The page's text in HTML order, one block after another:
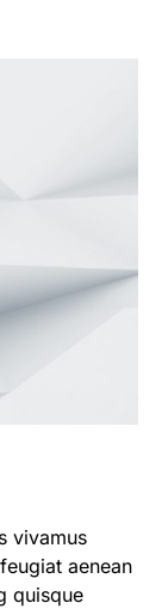
vivamus
aenean
quisque